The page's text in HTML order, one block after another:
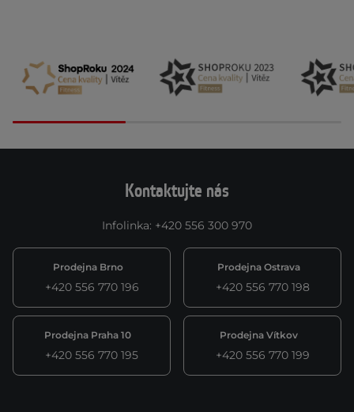
Kontaktujte nás
Infolinka: +420 556 300 970
Prodejna Brno
+420 556 770 196
Prodejna Ostrava
+420 556 770 198
Prodejna Praha 10
+420 556 770 195
Prodejna Vítkov
+420 556 770 199